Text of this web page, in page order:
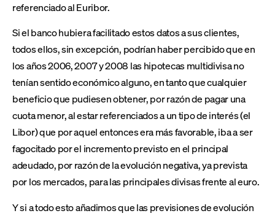
referenciado al Euribor.
Si el banco hubiera facilitado estos datos a sus clientes,
todos ellos, sin excepción, podrían haber percibido que en
los años 2006, 2007 y 2008 las hipotecas multidivisa no
tenían sentido económico alguno, en tanto que cualquier
beneficio que pudiesen obtener, por razón de pagar una
cuota menor, al estar referenciados a un tipo de interés (el
Libor) que por aquel entonces era más favorable, iba a ser
fagocitado por el incremento previsto en el principal
adeudado, por razón de la evolución negativa, ya prevista
por los mercados, para las principales divisas frente al euro.
Y si a todo esto añadimos que las previsiones de evolución